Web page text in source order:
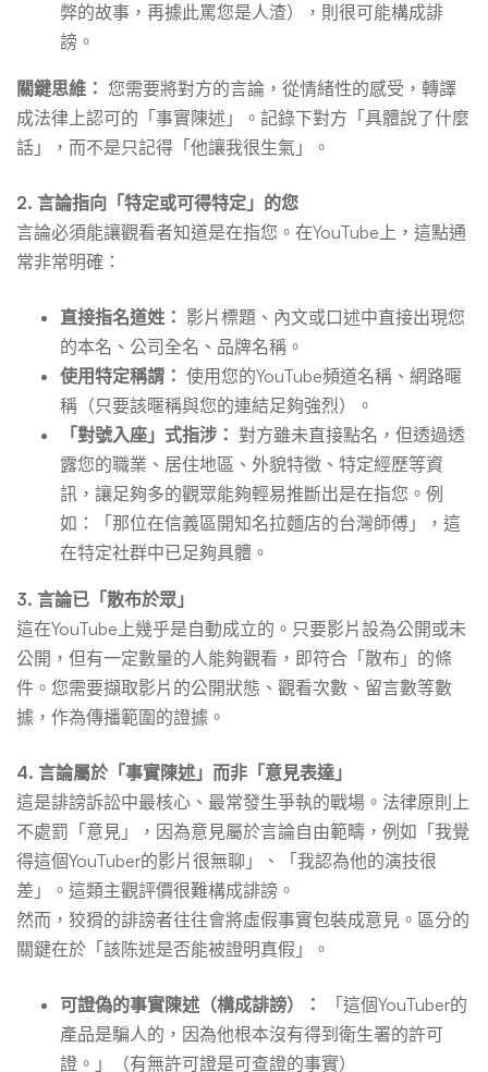
弊的故事，再據此罵您是人渣），則很可能構成誹
謗。
關鍵思維： 您需要將對方的言論，從情緒性的感受，轉譯
成法律上認可的「事實陳述」。記錄下對方「具體說了什麼
話」，而不是只記得「他讓我很生氣」。
2. 言論指向「特定或可得特定」的您
言論必須能讓觀看者知道是在指您。在YouTube上，這點通
常非常明確：
直接指名道姓： 影片標題、內文或口述中直接出現您
的本名、公司全名、品牌名稱。
使用特定稱謂： 使用您的YouTube頻道名稱、網路暱
稱（只要該暱稱與您的連結足夠強烈）。
「對號入座」式指涉： 對方雖未直接點名，但透過透
露您的職業、居住地區、外貌特徵、特定經歷等資
訊，讓足夠多的觀眾能夠輕易推斷出是在指您。例
如：「那位在信義區開知名拉麵店的台灣師傅」，這
在特定社群中已足夠具體。
3. 言論已「散布於眾」
這在YouTube上幾乎是自動成立的。只要影片設為公開或未
公開，但有一定數量的人能夠觀看，即符合「散布」的條
件。您需要擷取影片的公開狀態、觀看次數、留言數等數
據，作為傳播範圍的證據。
4. 言論屬於「事實陳述」而非「意見表達」
這是誹謗訴訟中最核心、最常發生爭執的戰場。法律原則上
不處罰「意見」，因為意見屬於言論自由範疇，例如「我覺
得這個YouTuber的影片很無聊」、「我認為他的演技很
差」。這類主觀評價很難構成誹謗。
然而，狡猾的誹謗者往往會將虛假事實包裝成意見。區分的
關鍵在於「該陈述是否能被證明真假」。
可證偽的事實陳述（構成誹謗）：
「這個YouTuber的
產品是騙人的，因為他根本沒有得到衛生署的許可
證。」（有無許可證是可查證的事實）